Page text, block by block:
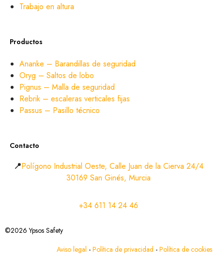
Trabajo en altura
Productos
Ananke – Barandillas de seguridad
Oryg – Saltos de lobo
Pignus – Malla de seguridad
Rebrik – escaleras verticales fijas
Passus – Pasillo técnico
Contacto
📍Polígono Industrial Oeste, Calle Juan de la Cierva 24/4
30169 San Ginés, Murcia
+34 611 14 24 46
©2026 Ypsos Safety
Aviso legal - Política de privacidad - Política de cookies